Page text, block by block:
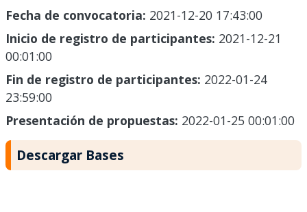
Fecha de convocatoria: 2021-12-20 17:43:00
Inicio de registro de participantes: 2021-12-21
00:01:00
Fin de registro de participantes: 2022-01-24
23:59:00
Presentación de propuestas: 2022-01-25 00:01:00
Descargar Bases